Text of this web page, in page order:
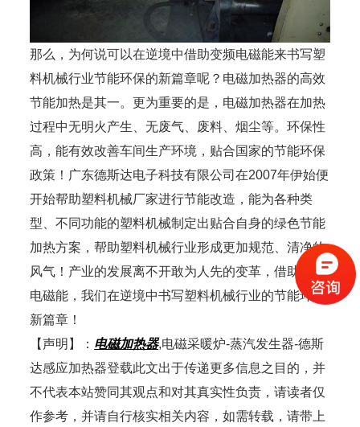
那么，为何说可以在逆境中借助变频电磁能来书写塑
料机械行业节能环保的新篇章呢？电磁加热器的高效
节能加热是其一。更为重要的是，电磁加热器在加热
过程中无明火产生、无废气、废料、烟尘等。环保性
高，能有效改善车间生产环境，贴合国家的节能环保
政策！广东德斯达电子科技有限公司在2007年伊始便
开始帮助塑料机械厂家进行节能改造，能为各种类
型、不同功能的塑料机械制定出贴合自身的绿色节能
加热方案，帮助塑料机械行业形成更加规范、清净的
风气！产业的发展离不开敢为人先的变革，借助变频
电磁能，我们在逆境中书写塑料机械行业的节能环保
新篇章！
【声明】： 电磁加热器,电磁采暖炉-蒸汽发生器-德斯
达感应加热器登载此文出于传递更多信息之目的，并
不代表本站赞同其观点和对其真实性负责，请读者仅
作参考，并请自行核实相关内容，如需转载，请带上